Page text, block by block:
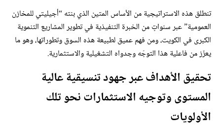
تنطلق هذه الاستراتيجية من الأساس المتين الذي بنته “أجيليتي للمخازن
العمومية” عبر سنواتٍ من الخبرة التنفيذية في تطوير المشاريع التنموية
الكبرى في الكويت، ومن فهم عميق لطبيعة هذه السوق وتطوراتها، وهو ما
يعزّز من فاعلية هذا التوجّه وجدواه التشغيلية والاستثمارية.
تحقيق الأهداف عبر جهود تنسيقية عالية
المستوى وتوجيه الاستثمارات نحو تلك
الأولويات